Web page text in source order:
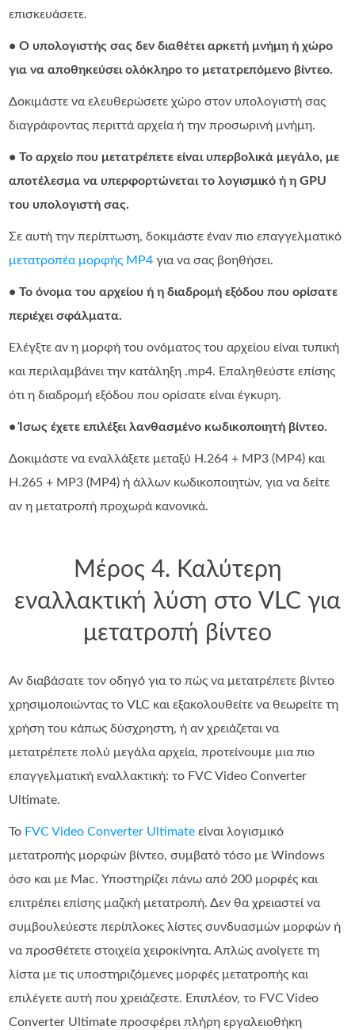
επισκευάσετε.
• Ο υπολογιστής σας δεν διαθέτει αρκετή μνήμη ή χώρο
για να αποθηκεύσει ολόκληρο το μετατρεπόμενο βίντεο.
Δοκιμάστε να ελευθερώσετε χώρο στον υπολογιστή σας
διαγράφοντας περιττά αρχεία ή την προσωρινή μνήμη.
• Το αρχείο που μετατρέπετε είναι υπερβολικά μεγάλο, με
αποτέλεσμα να υπερφορτώνεται το λογισμικό ή η GPU
του υπολογιστή σας.
Σε αυτή την περίπτωση, δοκιμάστε έναν πιο επαγγελματικό
μετατροπέα μορφής MP4 για να σας βοηθήσει.
• Το όνομα του αρχείου ή η διαδρομή εξόδου που ορίσατε
περιέχει σφάλματα.
Ελέγξτε αν η μορφή του ονόματος του αρχείου είναι τυπική
και περιλαμβάνει την κατάληξη .mp4. Επαληθεύστε επίσης
ότι η διαδρομή εξόδου που ορίσατε είναι έγκυρη.
• Ίσως έχετε επιλέξει λανθασμένο κωδικοποιητή βίντεο.
Δοκιμάστε να εναλλάξετε μεταξύ H.264 + MP3 (MP4) και
H.265 + MP3 (MP4) ή άλλων κωδικοποιητών, για να δείτε
αν η μετατροπή προχωρά κανονικά.
Μέρος 4. Καλύτερη
εναλλακτική λύση στο VLC για
μετατροπή βίντεο
Αν διαβάσατε τον οδηγό για το πώς να μετατρέπετε βίντεο
χρησιμοποιώντας το VLC και εξακολουθείτε να θεωρείτε τη
χρήση του κάπως δύσχρηστη, ή αν χρειάζεται να
μετατρέπετε πολύ μεγάλα αρχεία, προτείνουμε μια πιο
επαγγελματική εναλλακτική: το FVC Video Converter
Ultimate.
Το FVC Video Converter Ultimate είναι λογισμικό
μετατροπής μορφών βίντεο, συμβατό τόσο με Windows
όσο και με Mac. Υποστηρίζει πάνω από 200 μορφές και
επιτρέπει επίσης μαζική μετατροπή. Δεν θα χρειαστεί να
συμβουλεύεστε περίπλοκες λίστες συνδυασμών μορφών ή
να προσθέτετε στοιχεία χειροκίνητα. Απλώς ανοίγετε τη
λίστα με τις υποστηριζόμενες μορφές μετατροπής και
επιλέγετε αυτή που χρειάζεστε. Επιπλέον, το FVC Video
Converter Ultimate προσφέρει πλήρη εργαλειοθήκη